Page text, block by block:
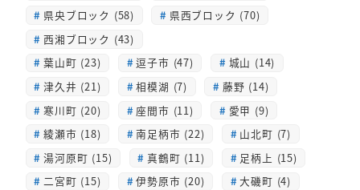
県央ブロック (58)
県西ブロック (70)
西湘ブロック (43)
葉山町 (23)
逗子市 (47)
城山 (14)
津久井 (21)
相模湖 (7)
藤野 (14)
寒川町 (20)
座間市 (11)
愛甲 (9)
綾瀬市 (18)
南足柄市 (22)
山北町 (7)
湯河原町 (15)
真鶴町 (11)
足柄上 (15)
二宮町 (15)
伊勢原市 (20)
大磯町 (4)